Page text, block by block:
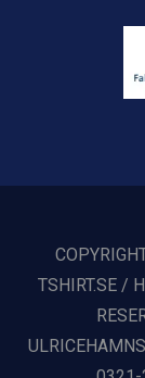
TSHIRT.SE /